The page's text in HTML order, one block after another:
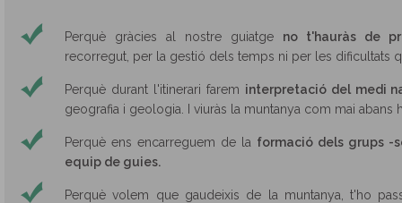
Perquè gràcies al nostre guiatge no t'hauràs de
recorregut, per la gestió dels temps ni per les dificultats
Perquè durant l'itinerari farem interpretació del medi
geografia i geologia. I viuràs la muntanya com mai abans
Perquè ens encarreguem de la formació dels grups -
equip de guies.
Perquè volem que gaudeixis de la muntanya, t'ho